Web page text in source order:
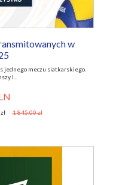
w
jednego meczu siatkarskiego.
l...
1 845,00 zł